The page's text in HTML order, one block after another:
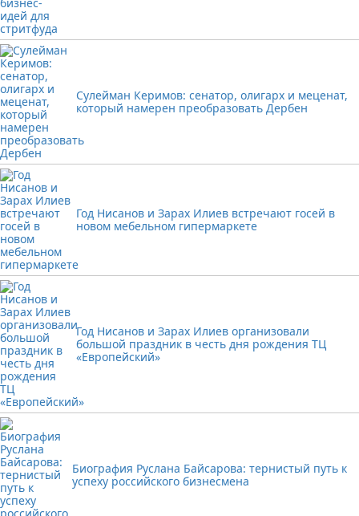
Сулейман Керимов: сенатор, олигарх и меценат,
который намерен преобразовать Дербен
Год Нисанов и Зарах Илиев встречают госей в
новом мебельном гипермаркете
Год Нисанов и Зарах Илиев организовали
большой праздник в честь дня рождения ТЦ
«Европейский»
Биография Руслана Байсарова: тернистый путь к
успеху российского бизнесмена